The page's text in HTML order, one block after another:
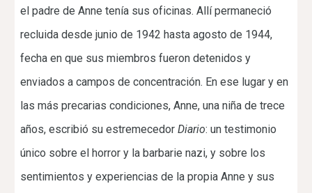
el padre de Anne tenía sus oficinas. Allí permaneció
recluida desde junio de 1942 hasta agosto de 1944,
fecha en que sus miembros fueron detenidos y
enviados a campos de concentración. En ese lugar y en
las más precarias condiciones, Anne, una niña de trece
años, escribió su estremecedorDiario: un testimonio
único sobre el horror y la barbarie nazi, y sobre los
sentimientos y experiencias de la propia Anne y sus